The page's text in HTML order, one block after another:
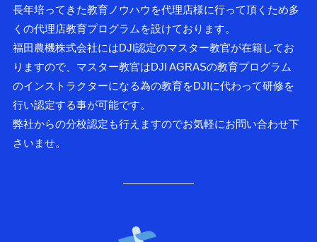
長年培ってきた教育ノウハウを代理店様に行って頂くため多
くの代理店教育プログラムを設けております。
福田農機株式会社にはDJI認定のマスター教官が在籍してお
りますので、マスター教官はDJI AGRASの教育プログラム
のインストラクターになる為の教育をDJIに代わって研修を
行い認定する事が可能です。
弊社からの分校認定も行えますのでお気軽にお問い合わせ下
さいませ。